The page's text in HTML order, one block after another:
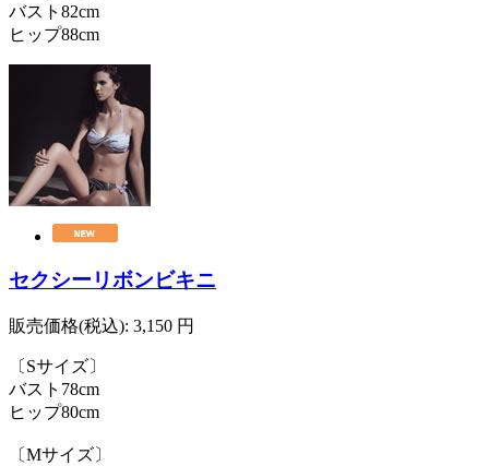
バスト82cm
ヒップ88cm
セクシーリボンビキニ
販売価格(税込): 3,150 円
〔Sサイズ〕
バスト78cm
ヒップ80cm
〔Mサイズ〕